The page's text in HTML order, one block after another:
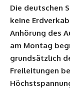
Die deutschen
keine
Anhörung des
am Montag
grundsätzlich
Freileitungen